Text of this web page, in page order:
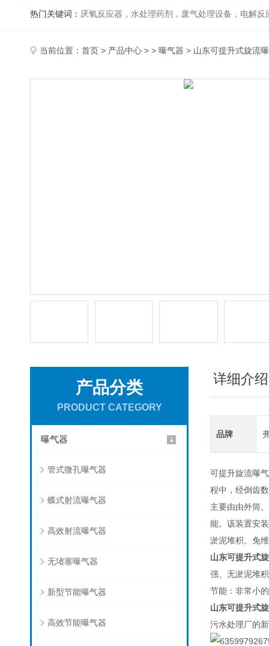
热门关键词： 厌氧反应器，水处理药剂，废气处理设备，电解
当前位置： 首页 > 产品中心 > > 曝气器 > 山东可提升式旋流
产品分类
PRODUCT CATEGORY
曝气器
管式微孔曝气器
蝶式射流曝气器
高效射流曝气器
无堵塞曝气器
新型节能曝气器
高效节能曝气器
详细介绍
品牌
可提升旋流曝
程中，经倒齿
主要由由外筒
能。该装置安
淤泥堆积、免
山东可提升式
强、无淤泥堆
节能：非常小
山东可提升式
污水处理厂的